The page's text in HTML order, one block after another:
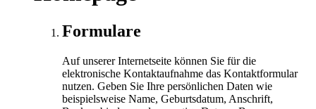
Formulare
Auf unserer Internetseite können Sie für die
elektronische Kontaktaufnahme das Kontaktformular
nutzen. Geben Sie Ihre persönlichen Daten wie
beispielsweise Name, Geburtsdatum, Anschrift,